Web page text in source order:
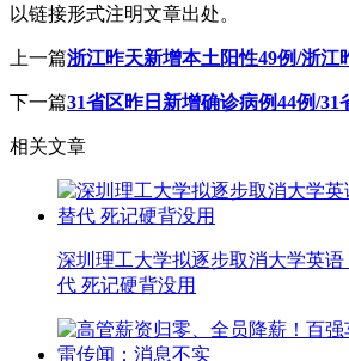
以链接形式注明文章出处。
上一篇浙江昨天新增本土阳性49例/浙江
下一篇31省区昨日新增确诊病例44例/31
相关文章
深圳理工大学拟逐步取消大学英
代 死记硬背没用